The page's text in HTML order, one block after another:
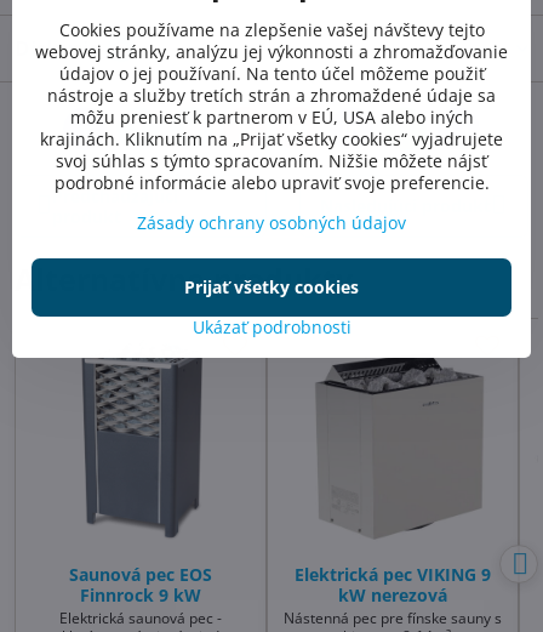
Diskusia 0
FacebookTwitterBlueskyPinterestRedditLinkedInWhatsApp
E-
mail
Predchádzajúci
Alternatívne produkty
Saunová pec EOS
Finnrock 9 kW
Elektrická saunová pec -
Elektrická pec VIKING 9
kW nerezová
Nástenná pec pre fínske sauny s
Cookies používame na zlepšenie vašej návštevy tejto
webovej stránky, analýzu jej výkonnosti a zhromažďovanie
údajov o jej používaní. Na tento účel môžeme použiť
nástroje a služby tretích strán a zhromaždené údaje sa
môžu preniesť k partnerom v EÚ, USA alebo iných
krajinách. Kliknutím na „Prijať všetky cookies“ vyjadrujete
svoj súhlas s týmto spracovaním. Nižšie môžete nájsť
podrobné informácie alebo upraviť svoje preferencie.
Zásady ochrany osobných údajov
Ukázať podrobnosti
Prijať všetky cookies